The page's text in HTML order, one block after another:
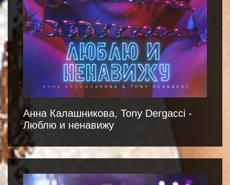
Анна Калашникова, Tony Dergacci -
Люблю и ненавижу